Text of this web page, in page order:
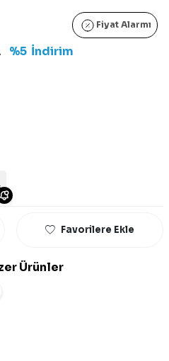
Fiyat Alarmı
%5 İndirim
Favorilere Ekle
Ürünler